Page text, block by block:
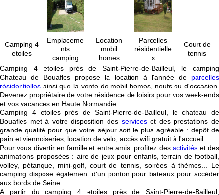
Camping 4
etoiles
Emplaceme
nts
camping
Location
mobil
homes
Parcelles
résidentielle
s
Court de
tennis
Camping 4 etoiles près de Saint-Pierre-de-Bailleul, le camping
Chateau de Bouafles propose la location à l'année de parcelles
résidentielles ainsi que la vente de mobil homes, neufs ou d'occasion.
Devenez propriétaire de votre résidence de loisirs pour vos week-ends
et vos vacances en Haute Normandie.
Camping 4 etoiles près de Saint-Pierre-de-Bailleul, le chateau de
Bouafles met à votre disposition des serviceset des prestations de
grande qualité pour que votre séjour soit le plus agréable : dépôt de
pain et viennoiseries, location de vélo, accès wifi gratuit à l'accueil...
Pour vous divertir en famille et entre amis, profitez desactivités et des
animations proposées : aire de jeux pour enfants, terrain de football,
volley, pétanque, mini-golf, court de tennis, soirées à thèmes... Le
camping dispose également d'un ponton pour bateaux pour accèder
aux bords de Seine.
A partir du camping 4 etoiles près de Saint-Pierre-de-Bailleul,